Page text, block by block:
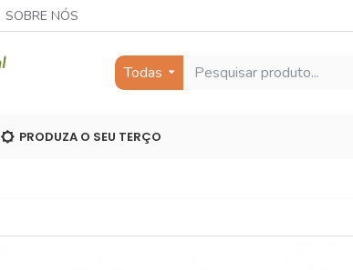
SOBRE NÓS
Todas
PRODUZA O SEU TERÇO